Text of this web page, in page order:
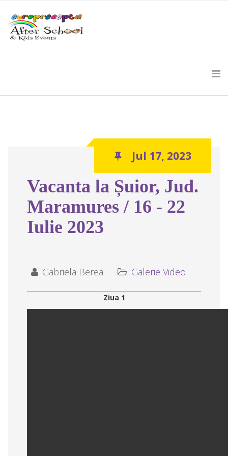
Vacanta la Șuior, Jud.
Maramures / 16 - 22
Iulie 2023
Jul 17, 2023
Gabriela Berea Galerie Video
Ziua 1